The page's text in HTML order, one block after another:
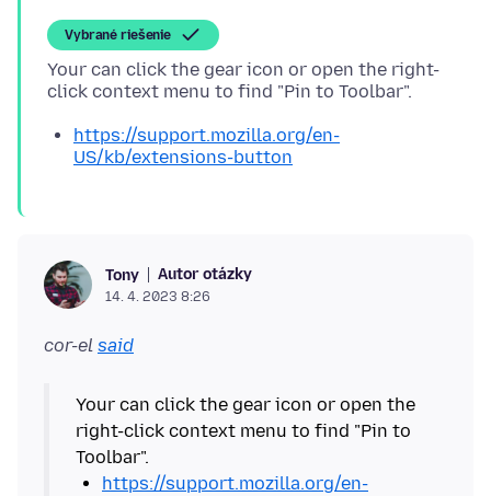
Vybrané riešenie
Your can click the gear icon or open the right-
https://support.mozilla.org/en-
US/kb/extensions-button
Tony Autor otázky
14. 4. 2023 8:26
cor-el said
Your can click the gear icon or open the
right-click context menu to find "Pin to
https://support.mozilla.org/en-